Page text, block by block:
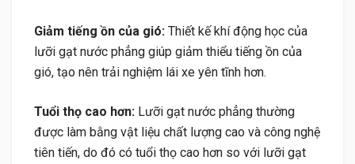
Giảm tiếng ồn của gió: Thiết kế khí động học của
lưỡi gạt nước phẳng giúp giảm thiểu tiếng ồn của
gió, tạo nên trải nghiệm lái xe yên tĩnh hơn.
Tuổi thọ cao hơn: Lưỡi gạt nước phẳng thường
được làm bằng vật liệu chất lượng cao và công nghệ
tiên tiến, do đó có tuổi thọ cao hơn so với lưỡi gạt